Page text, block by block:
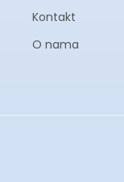
Kontakt
O nama